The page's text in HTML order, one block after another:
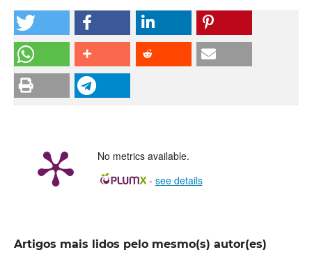
No metrics available.
- see details
Artigos mais lidos pelo mesmo(s) autor(es)